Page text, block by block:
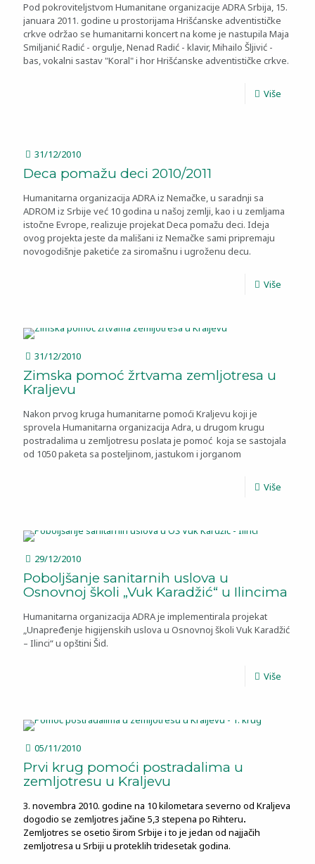
Pod pokroviteljstvom Humanitane organizacije ADRA Srbija, 15.
januara 2011. godine u prostorijama Hrišćanske adventističke
crkve održao se humanitarni koncert na kome je nastupila Maja
Smiljanić Radić - orgulje, Nenad Radić - klavir, Mihailo Šljivić -
bas, vokalni sastav "Koral" i hor Hrišćanske adventističke crkve.
Više
31/12/2010
Deca pomažu deci 2010/2011
Humanitarna organizacija ADRA iz Nemačke, u saradnji sa
ADROM iz Srbije već 10 godina u našoj zemlji, kao i u zemljama
istočne Evrope, realizuje projekat Deca pomažu deci. Ideja
ovog projekta jeste da mališani iz Nemačke sami pripremaju
novogodišnje paketiće za siromašnu i ugroženu decu.
Više
31/12/2010
Zimska pomoć žrtvama zemljotresa u
Kraljevu
Nakon prvog kruga humanitarne pomoći Kraljevu koji je
sprovela Humanitarna organizacija Adra, u drugom krugu
postradalima u zemljotresu poslata je pomoć koja se sastojala
od 1050 paketa sa posteljinom, jastukom i jorganom
Više
29/12/2010
Poboljšanje sanitarnih uslova u
Osnovnoj školi „Vuk Karadžić“ u Ilincima
Humanitarna organizacija ADRA je implementirala projekat
„Unapređenje higijenskih uslova u Osnovnoj školi Vuk Karadžić
– Ilinci“ u opštini Šid.
Više
05/11/2010
Prvi krug pomoći postradalima u
zemljotresu u Kraljevu
3. novembra 2010. godine na 10 kilometara severno od Kraljeva
dogodio se zemljotres jačine 5,3 stepena po Rihteru.
Zemljotres se osetio širom Srbije i to je jedan od najjačih
zemljotresa u Srbiji u proteklih tridesetak godina.